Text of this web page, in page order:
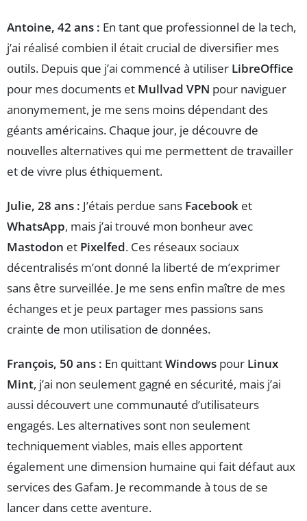
Antoine, 42 ans : En tant que professionnel de la tech,
j’ai réalisé combien il était crucial de diversifier mes
outils. Depuis que j’ai commencé à utiliser LibreOffice
pour mes documents et Mullvad VPN pour naviguer
anonymement, je me sens moins dépendant des
géants américains. Chaque jour, je découvre de
nouvelles alternatives qui me permettent de travailler
et de vivre plus éthiquement.
Julie, 28 ans : J’étais perdue sans Facebook et
WhatsApp, mais j’ai trouvé mon bonheur avec
Mastodon et Pixelfed. Ces réseaux sociaux
décentralisés m’ont donné la liberté de m’exprimer
sans être surveillée. Je me sens enfin maître de mes
échanges et je peux partager mes passions sans
crainte de mon utilisation de données.
François, 50 ans : En quittantWindows pour Linux
Mint, j’ai non seulement gagné en sécurité, mais j’ai
aussi découvert une communauté d’utilisateurs
engagés. Les alternatives sont non seulement
techniquement viables, mais elles apportent
également une dimension humaine qui fait défaut aux
services des Gafam. Je recommande à tous de se
lancer dans cette aventure.